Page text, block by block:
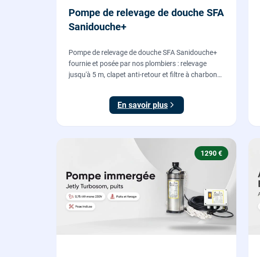
Pompe de relevage de douche SFA
Sanidouche+
Pompe de relevage de douche SFA Sanidouche+
fournie et posée par nos plombiers : relevage
jusqu'à 5 m, clapet anti-retour et filtre à charbon
sous le niveau d'évacuation.
En savoir plus
1290 €